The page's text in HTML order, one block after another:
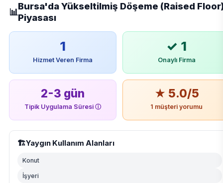
📊
Bursa'da Yükseltilmiş Döşeme (Raised
Piyasası
1
Hizmet Veren Firma
✓ 1
Onaylı Firma
2-3 gün
Tipik Uygulama Süresi ⓘ
★ 5.0/5
1 müşteri yorumu
🏗️Yaygın Kullanım Alanları
Konut
İşyeri